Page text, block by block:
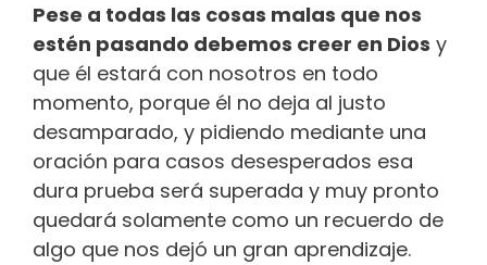
Pese a todas las cosas malas que nos
estén pasando debemos creer en Dios y
que él estará con nosotros en todo
momento, porque él no deja al justo
desamparado, y pidiendo mediante una
oración para casos desesperados esa
dura prueba será superada y muy pronto
quedará solamente como un recuerdo de
algo que nos dejó un gran aprendizaje.